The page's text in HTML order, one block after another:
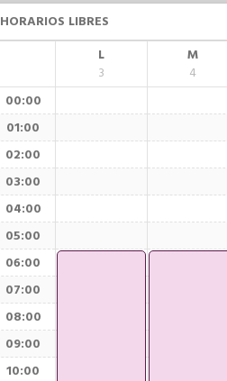
HORARIOS LIBRES
L
3
M
4
00:00
01:00
02:00
03:00
04:00
05:00
06:00
07:00
08:00
09:00
10:00